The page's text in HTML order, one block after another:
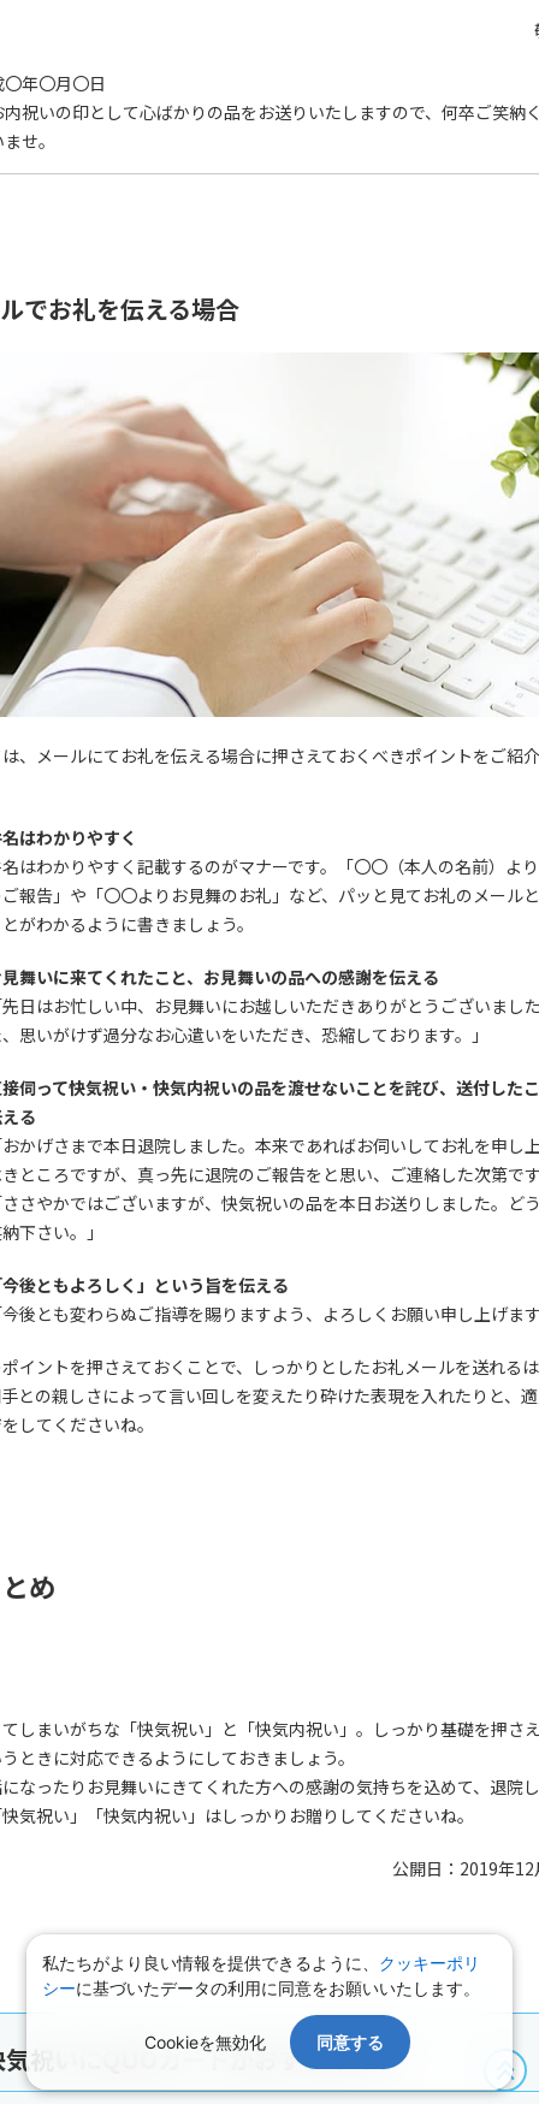
年〇月〇日
内祝いの印として心ばかりの品をお送りいたしますので、何卒ご笑納
せ。
でお礼を伝える場合
、メールにてお礼を伝える場合に押さえておくべきポイントをご紹
はわかりやすく
はわかりやすく記載するのがマナーです。「〇〇（本人の名前）よ
報告」や「〇〇よりお見舞のお礼」など、パッと見てお礼のメール
がわかるように書きましょう。
舞いに来てくれたこと、お見舞いの品への感謝を伝える
日はお忙しい中、お見舞いにお越しいただきありがとうございまし
思いがけず過分なお心遣いをいただき、恐縮しております。」
伺って快気祝い・快気内祝いの品を渡せないことを詫び、送付した
る
かげさまで本日退院しました。本来であればお伺いしてお礼を申し
ところですが、真っ先に退院のご報告をと思い、ご連絡した次第で
さやかではございますが、快気祝いの品を本日お送りしました。ど
下さい。」
後ともよろしく」という旨を伝える
後とも変わらぬご指導を賜りますよう、よろしくお願い申し上げま
イントを押さえておくことで、しっかりとしたお礼メールを送れる
との親しさによって言い回しを変えたり砕けた表現を入れたりと、
してくださいね。
め
しまいがちな「快気祝い」と「快気内祝い」。しっかり基礎を押さ
ときに対応できるようにしておきましょう。
なったりお見舞いにきてくれた方への感謝の気持ちを込めて、退院
気祝い」「快気内祝い」はしっかりお贈りしてくださいね。
公開日：2019年
祝いにQUOカードがおすすめです
私たちがより良い情報を提供できるように、 クッキーポリ
シーに基づいたデータの利用に同意をお願いいたします。
Cookieを無効化 同意する